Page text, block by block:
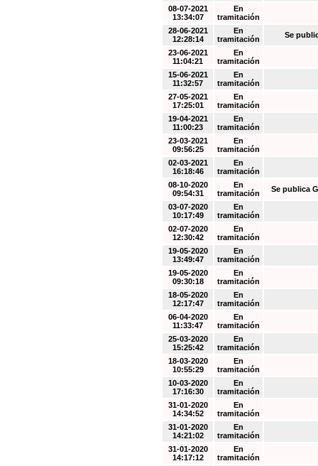
08-07-2021
13:34:07
En
tramitación
28-06-2021
12:28:14
En
tramitación
Se
23-06-2021
11:04:21
En
tramitación
15-06-2021
11:32:57
En
tramitación
27-05-2021
17:25:01
En
tramitación
19-04-2021
11:00:23
En
tramitación
23-03-2021
09:56:25
En
tramitación
02-03-2021
16:18:46
En
tramitación
08-10-2020
09:54:31
En
tramitación
Se publica
03-07-2020
10:17:49
En
tramitación
02-07-2020
12:30:42
En
tramitación
19-05-2020
13:49:47
En
tramitación
19-05-2020
09:30:18
En
tramitación
18-05-2020
12:17:47
En
tramitación
06-04-2020
11:33:47
En
tramitación
25-03-2020
15:25:42
En
tramitación
18-03-2020
10:55:29
En
tramitación
10-03-2020
17:16:30
En
tramitación
31-01-2020
14:34:52
En
tramitación
31-01-2020
14:21:02
En
tramitación
31-01-2020
14:17:12
En
tramitación